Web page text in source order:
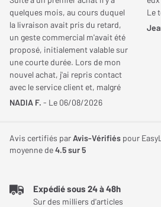
2020 et Samsung The Frame 55'
disponible en une variété de coloris
ces téléviseurs Samsung l'opportunité
leurs préférences et de les
l'aménagement intérieur.
Constitué de 4 baguettes
s'installe avec facilité et rapidité.
Type d'accessoire
quelques mois, au cours duquel
la livraison avait pris du retard,
un geste commercial m'avait été
proposé, initialement valable sur
une courte durée. Lors de mon
nouvel achat, j'ai repris contact
avec le service client et, malgré
le changement d'interlocuteur et
commercial a pu être maintenu.
Une équipe aimable,
service. Je recommande
vivement.
NADIA F. - Le 06/08/2026
Le
Avis certifiés parAvis-Vérifiés pour
moyenne de4.5sur 5
Expédié sous 24 à 48h
Sur des milliers d'articles